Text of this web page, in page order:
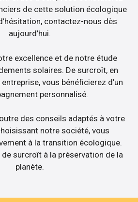
de cette solution écologique
contactez-nous dès
aujourd’hui.
excellence et de notre étude
solaires. De surcroît, en
vous bénéficierez d’un
personnalisé.
des conseils adaptés à votre
notre société, vous
à la transition écologique.
surcroît à la préservation de la
planète.